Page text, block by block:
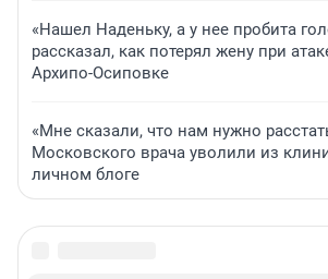
«Нашел Наденьку, а у нее пробита
рассказал, как потерял жену при
Архипо-Осиповке
«Мне сказали, что нам нужно
Московского врача уволили из
личном блоге